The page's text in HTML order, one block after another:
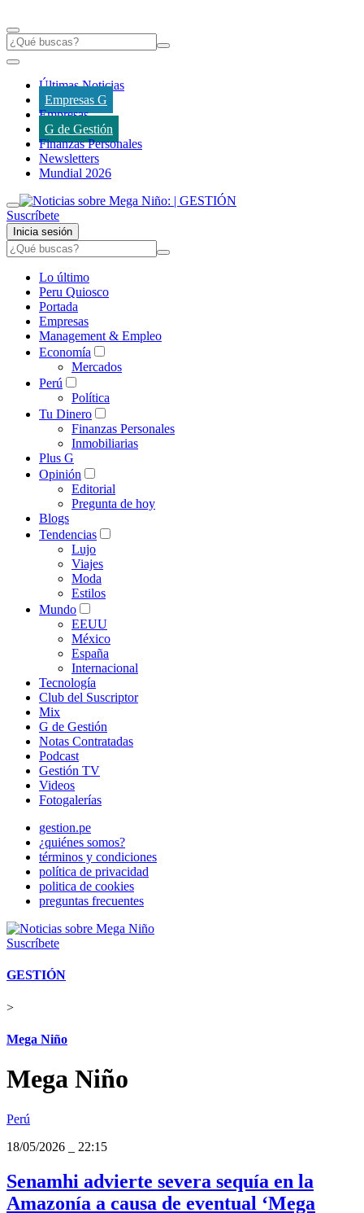
Últimas Noticias
Empresas G
Empresas
G de Gestión
Finanzas Personales
Newsletters
Mundial 2026
Suscríbete
Inicia sesión
Lo último
Peru Quiosco
Portada
Empresas
Management & Empleo
Economía
Mercados
Perú
Política
Tu Dinero
Finanzas Personales
Inmobiliarias
Plus G
Opinión
Editorial
Pregunta de hoy
Blogs
Tendencias
Lujo
Viajes
Moda
Estilos
Mundo
EEUU
México
España
Internacional
Tecnología
Club del Suscriptor
Mix
G de Gestión
Notas Contratadas
Podcast
Gestión TV
Videos
Fotogalerías
gestion.pe
¿quiénes somos?
términos y condiciones
política de privacidad
politica de cookies
preguntas frecuentes
Suscríbete
GESTIÓN
>
Mega Niño
Mega Niño
Perú
18/05/2026
22:15
Senamhi advierte severa sequía en la
Amazonía a causa de eventual ‘Mega